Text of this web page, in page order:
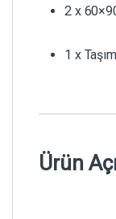
2 x
1 x
Ürün